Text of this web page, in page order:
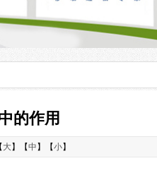
的作用
大】【中 】【小】